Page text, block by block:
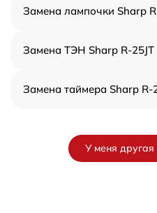
Замена лампочки Sharp
Замена ТЭН Sharp R-25JT
Замена таймера Sharp R-
У меня другая